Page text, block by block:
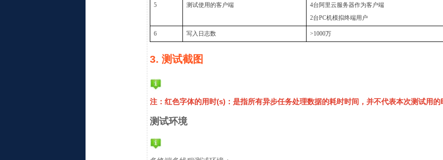
5 测试使用的客户端 4台阿里云服务器作为客户端
2台PC机模拟终端用户
6 写入日志数 >1000万
3. 测试截图
注：红色字体的用时(s)：是指所有异步任务处理数据的耗时时间，并不代表本次测试用的
测试环境